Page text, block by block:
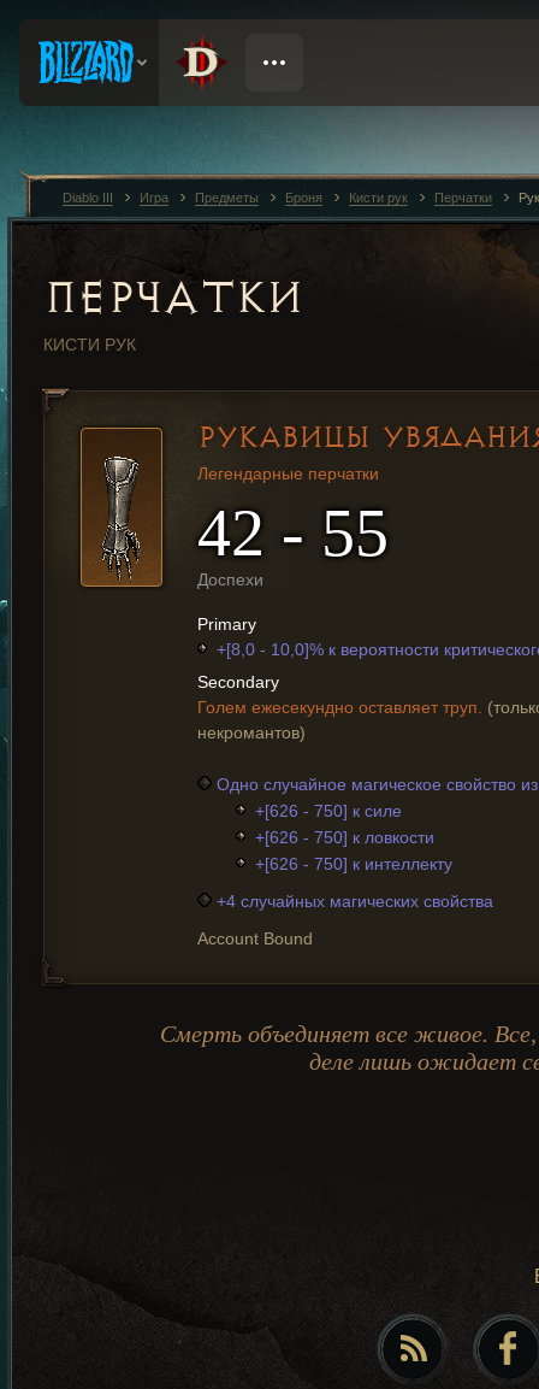
ПЕРЧАТКИ
КИСТИ РУК
РУКАВИЦЫ
Легендарные перчатки
42 - 55
Доспехи
Primary
+[8,0 - 10,0]% к вероятности
Secondary
Голем ежесекундно оставляет труп.
некромантов)
Одно случайное магическое свойство
+[626 - 750] к силе
+[626 - 750] к ловкости
+[626 - 750] к интеллекту
+4 случайных магических свойства
Account Bound
Смерть объединяет все живое.
деле лишь ожидает
Diablo III Игра Предметы Броня Кисти рук Перчатки